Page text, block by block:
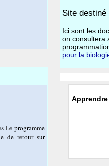
Site
Ici sont les
on consultera
pour la
Le programme
de retour sur